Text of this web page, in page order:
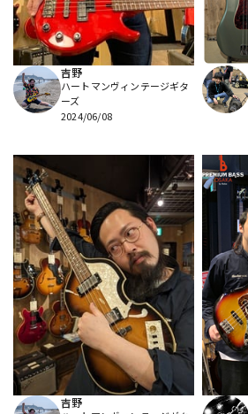
吉野
ハートマンヴィンテージギタ
ーズ
2024/06/08
吉野